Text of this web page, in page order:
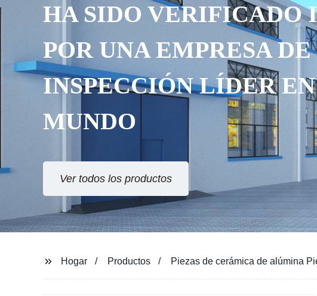
HA SIDO VERIFICADO
POR UNA EMPRESA DE
INSPECCIÓN LÍDER
MUNDO
Ver todos los productos
Hogar Productos Piezas de cerámica de alúmina